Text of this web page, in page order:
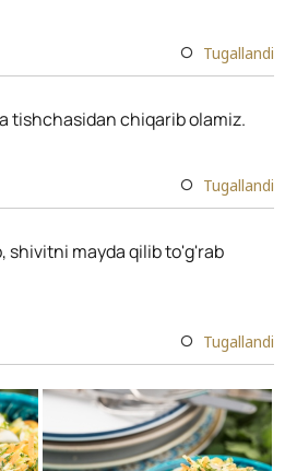
Tugallandi
tishchasidan chiqarib olamiz.
Tugallandi
shivitni mayda qilib to'g'rab
Tugallandi